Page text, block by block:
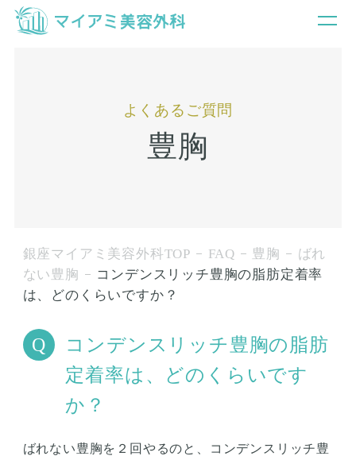
よくあるご質問
豊胸
銀座マイアミ美容外科TOP FAQ 豊胸
ばれ
ない豊胸
コンデンスリッチ豊胸の脂肪定着率
は、どのくらいですか？
コンデンスリッチ豊胸の脂肪
定着率は、どのくらいです
か？
ばれない豊胸を２回やるのと、コンデンスリッチ豊